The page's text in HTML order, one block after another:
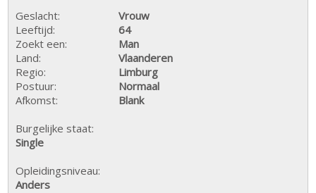
Geslacht:
Vrouw
Leeftijd:
64
Zoekt een:
Man
Land:
Vlaanderen
Regio:
Limburg
Postuur:
Normaal
Afkomst:
Blank
Burgelijke staat:
Single
Opleidingsniveau:
Anders